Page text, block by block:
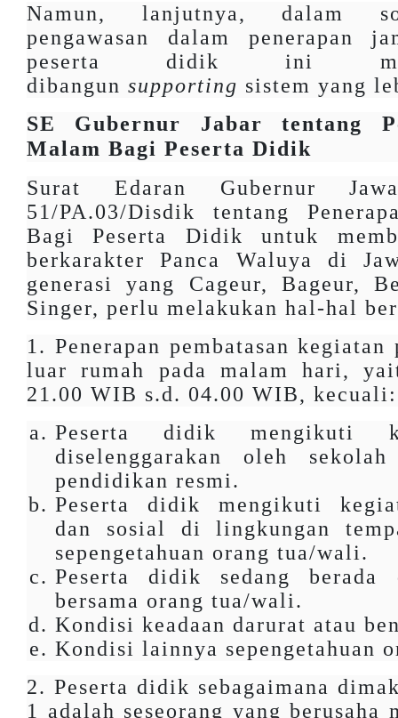
Namun, lanjutnya, dalam
pengawasan dalam penerapan
peserta didik ini
dibangun supporting sistem yang
SE Gubernur Jabar tentang
Malam Bagi Peserta Didik
Surat Edaran Gubernur
51/PA.03/Disdik tentang
Bagi Peserta Didik untuk
berkarakter Panca Waluya di
generasi yang Cageur, Bageur,
Singer, perlu melakukan hal-hal
1. Penerapan pembatasan
luar rumah pada malam hari,
21.00 WIB s.d. 04.00 WIB,
Peserta didik mengikuti
diselenggarakan oleh
pendidikan resmi.
Peserta didik mengikuti
dan sosial di lingkungan
sepengetahuan orang tua/wali.
Peserta didik sedang
bersama orang tua/wali.
Kondisi keadaan darurat atau
Kondisi lainnya sepengetahuan
2. Peserta didik sebagaimana
1 adalah seseorang yang berusaha